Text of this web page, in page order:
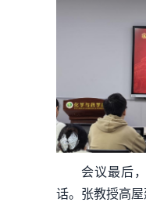
会议最后
话。张教授高